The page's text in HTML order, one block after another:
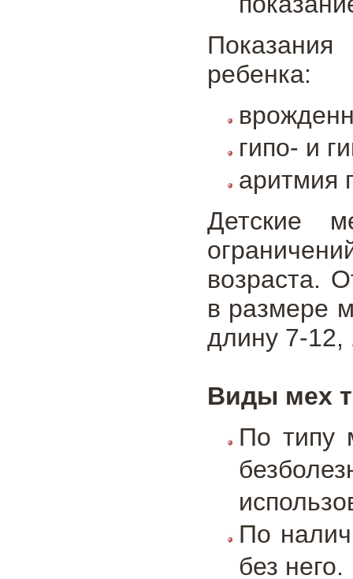
ребенка:
гипо- и
аритмия
Детские
возраста.
в размере
длину 7-12,
Виды мех
По типу
По
без него.